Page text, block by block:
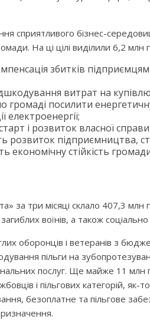
сприятливого бізнес-
На ці цілі виділили 6,2 млн
збитків підприємцям
витрат на
громаді посилити
електроенергії;
і розвиток власної
розвиток
економічну стійкість
за три місяці склало 407,3
загиблих воїнів, а також
оборонців і ветеранів з
пільги на
послуг. Ще майже 11 млн
і пільгових категорій, як-
безоплатне та пільгове